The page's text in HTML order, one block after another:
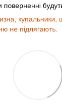
поверненні
купальники,
не підлягають.